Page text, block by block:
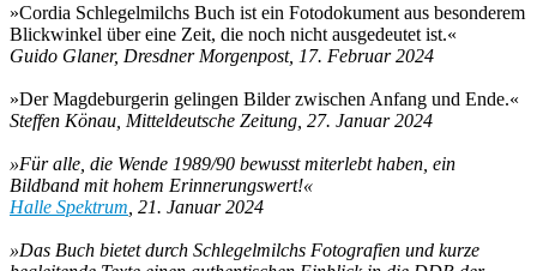
»Cordia Schlegelmilchs Buch ist ein Fotodokument aus besonderem
Blickwinkel über eine Zeit, die noch nicht ausgedeutet ist.«
Guido Glaner, Dresdner Morgenpost, 17. Februar 2024
»Der Magdeburgerin gelingen Bilder zwischen Anfang und Ende.«
Steffen Könau, Mitteldeutsche Zeitung, 27. Januar 2024
»Für alle, die Wende 1989/90 bewusst miterlebt haben, ein
Bildband mit hohem Erinnerungswert!«
Halle Spektrum , 21. Januar 2024
»Das Buch bietet durch Schlegelmilchs Fotografien und kurze